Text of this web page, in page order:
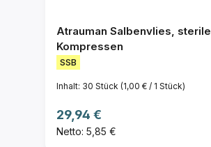
Atrauman Salbenvlies, sterile
Kompressen
SSB
Inhalt: 30 Stück (1,00 € / 1 Stück)
Regulärer Preis:
29,94 €
Netto: 5,85 €